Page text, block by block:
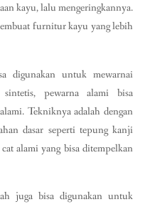
kayu, lalu mengeringkannya.
furnitur kayu yang lebih
digunakan untuk mewarnai
pewarna alami bisa
Tekniknya adalah dengan
dasar seperti tepung kanji
alami yang bisa ditempelkan
juga bisa digunakan untuk